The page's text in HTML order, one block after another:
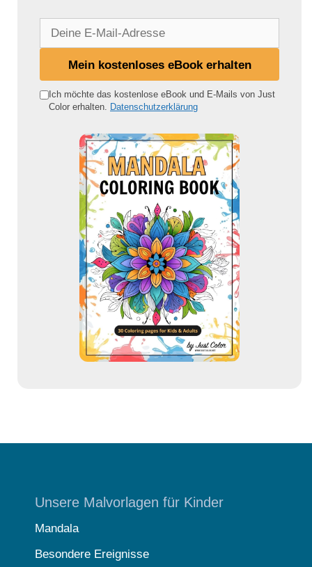
e
Mein kostenloses eBook erhalten
Ich möchte das kostenlose eBook und E-Mails von Just
Color erhalten. Datenschutzerklärung
Unsere Malvorlagen für Kinder
Mandala
Besondere Ereignisse